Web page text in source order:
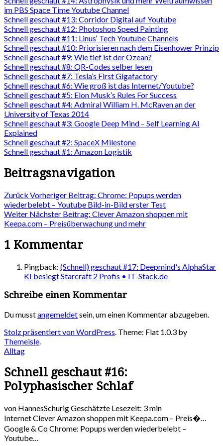
im PBS Space Time Youtube Channel
Schnell geschaut #13: Corridor Digital auf Youtube
Schnell geschaut #12: Photoshop Speed Painting
Schnell geschaut #11: Linus‘ Tech Youtube Channels
Schnell geschaut #10: Priorisieren nach dem Eisenhower Prinzip
Schnell geschaut #9: Wie tief ist der Ozean?
Schnell geschaut #8: QR-Codes selber lesen
Schnell geschaut #7: Tesla’s First Gigafactory
Schnell geschaut #6: Wie groß ist das Internet/Youtube?
Schnell geschaut #5: Elon Musk’s Rules For Success
Schnell geschaut #4: Admiral William H. McRaven an der
University of Texas 2014
Schnell geschaut #3: Google Deep Mind – Self Learning AI
Explained
Schnell geschaut #2: SpaceX Milestone
Schnell geschaut #1: Amazon Logistik
Beitragsnavigation
Zurück Vorheriger Beitrag: Chrome: Popups werden
wiederbelebt – Youtube Bild-in-Bild erster Test
Weiter Nächster Beitrag: Clever Amazon shoppen mit
Keepa.com – Preisüberwachung und mehr
1 Kommentar
Pingback: (Schnell) geschaut #17: Deepmind's AlphaStar
KI besiegt Starcraft 2 Profis • IT-Stack.de
Schreibe einen Kommentar
Du musstangemeldetsein, um einen Kommentar abzugeben.
Stolz präsentiert von WordPress. Theme: Flat 1.0.3 by
Themeisle.
Alltag
Schnell geschaut #16:
Polyphasischer Schlaf
von HannesSchurigGeschätzte Lesezeit: 3 min
InternetClever Amazon shoppen mit Keepa.com – Preis�…
Google & CoChrome: Popups werden wiederbelebt –
Youtube…